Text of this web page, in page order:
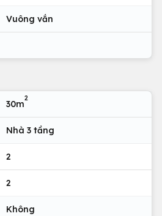
Vuông vắn
30m
2
Nhà 3 tầng
2
2
Không